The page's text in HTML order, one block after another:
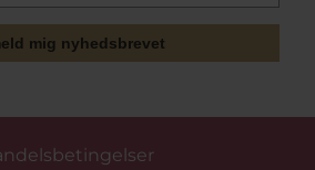
mig nyhedsbrevet